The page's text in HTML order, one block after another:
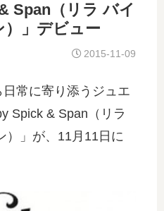
Span（リラ バイ
」デビュー
2015-11-09
常に寄り添うジュエ
Spick & Span（リラ
）」が、11月11日に